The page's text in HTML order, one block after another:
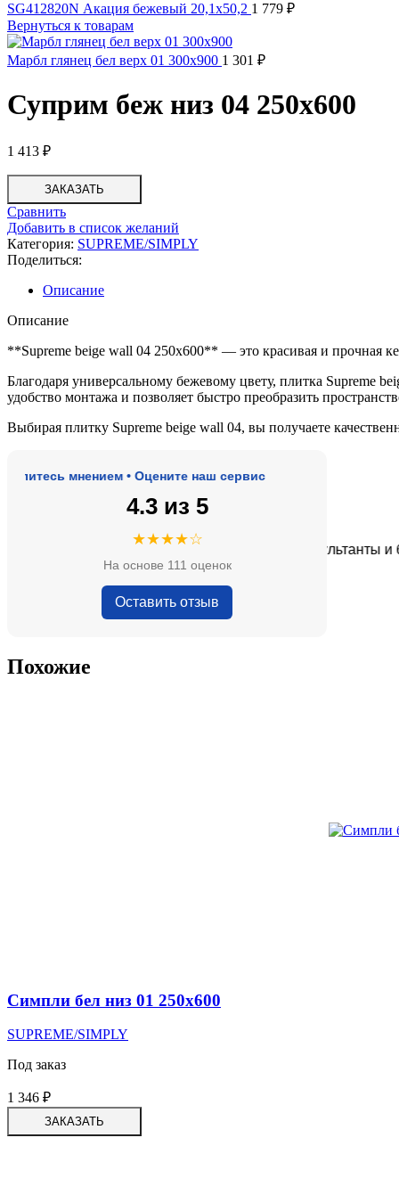
SG412820N Акация бежевый 20,1х50,2 1 779 ₽
Вернуться к товарам
Марбл глянец бел верх 01 300х900 1 301 ₽
Суприм беж низ 04 250х600
1 413 ₽
ЗАКАЗАТЬ
Сравнить
Добавить в список желаний
Категория: SUPREME/SIMPLY
Поделиться:
Описание
Описание
**Supreme beige wall 04 250х600** — это красивая и прочная
Благодаря универсальному бежевому цвету, плитка Supreme
удобство монтажа и позволяет быстро преобразить
Выбирая плитку Supreme beige wall 04, вы получаете
мнением • Оцените наш сервис
4.3 из 5
★★★★☆
На основе 111 оценок
Оставить отзыв
★★★★★
Очень приятные консультанты и
Похожие
Симпли бел низ 01 250х600
SUPREME/SIMPLY
Под заказ
1 346 ₽
ЗАКАЗАТЬ